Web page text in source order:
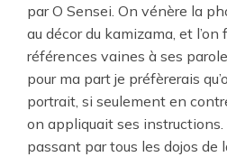
par O Sensei. On vénère la
au décor du kamizama, et l’on
références vaines à ses
pour ma part je préfèrerais
portrait, si seulement en
on appliquait ses
passant par tous les dojos de